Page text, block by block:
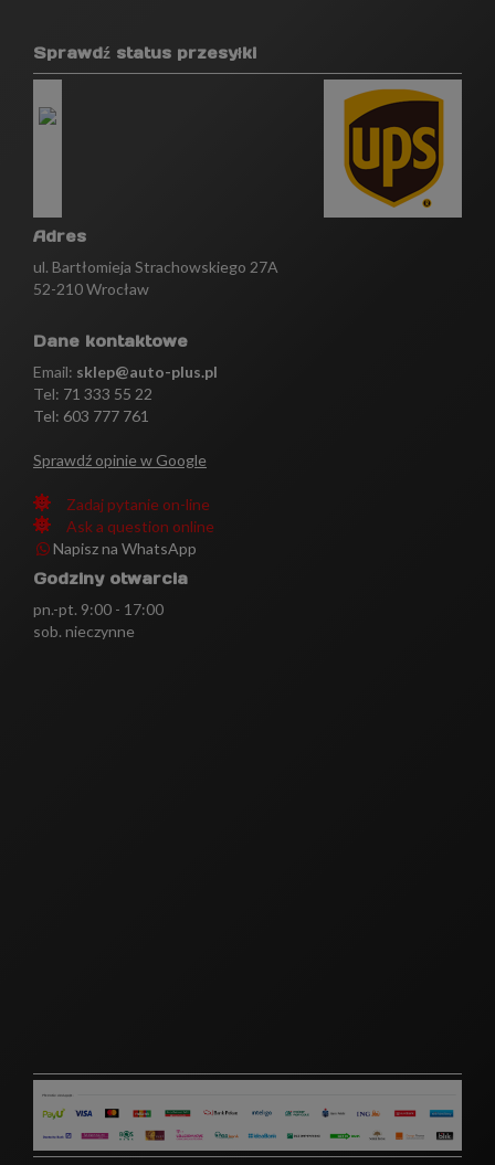
Sprawdź status przesyłki
Adres
ul. Bartłomieja Strachowskiego 27A
52-210 Wrocław
Dane kontaktowe
Email: sklep@auto-plus.pl
Tel: 71 333 55 22
Tel: 603 777 761
Sprawdź opinie w Google
Zadaj pytanie on-line
Ask a question online
Napisz na WhatsApp
Godziny otwarcia
pn.-pt. 9:00 - 17:00
sob. nieczynne